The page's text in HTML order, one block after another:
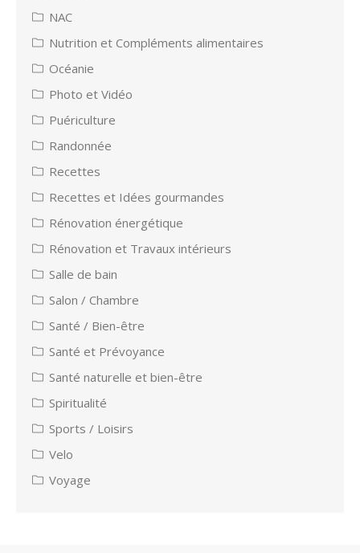
NAC
Nutrition et Compléments alimentaires
Océanie
Photo et Vidéo
Puériculture
Randonnée
Recettes
Recettes et Idées gourmandes
Rénovation énergétique
Rénovation et Travaux intérieurs
Salle de bain
Salon / Chambre
Santé / Bien-être
Santé et Prévoyance
Santé naturelle et bien-être
Spiritualité
Sports / Loisirs
Velo
Voyage